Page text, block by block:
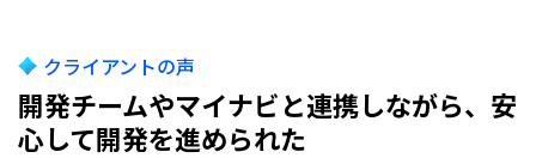
クライアントの声
開発チームやマイナビと連携しながら、安
心して開発を進められた